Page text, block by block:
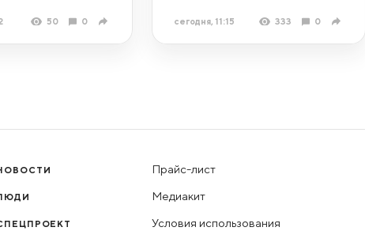
50 0 сегодня, 11:15 333 0
Прайс-лист
Медиакит
Условия использования